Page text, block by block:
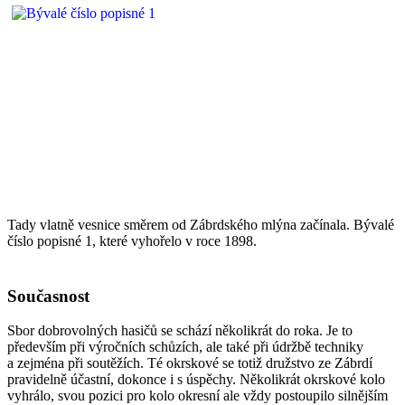
Tady vlatně vesnice směrem od Zábrdského mlýna začínala. Bývalé
číslo popisné 1, které vyhořelo v roce 1898.
Současnost
Sbor dobrovolných hasičů se schází několikrát do roka. Je to
především při výročních schůzích, ale také při údržbě techniky
a zejména při soutěžích. Té okrskové se totiž družstvo ze Zábrdí
pravidelně účastní, dokonce i s úspěchy. Několikrát okrskové kolo
vyhrálo, svou pozici pro kolo okresní ale vždy postoupilo silnějším